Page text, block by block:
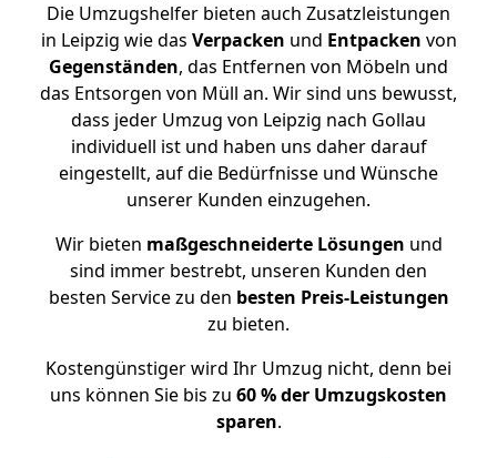
Die Umzugshelfer bieten auch Zusatzleistungen
in Leipzig wie das Verpacken und Entpacken von
Gegenständen, das Entfernen von Möbeln und
das Entsorgen von Müll an. Wir sind uns bewusst,
dass jeder Umzug von Leipzig nach Gollau
individuell ist und haben uns daher darauf
eingestellt, auf die Bedürfnisse und Wünsche
unserer Kunden einzugehen.
Wir bieten maßgeschneiderte Lösungen und
sind immer bestrebt, unseren Kunden den
besten Service zu den besten Preis-Leistungen
zu bieten.
Kostengünstiger wird Ihr Umzug nicht, denn bei
uns können Sie bis zu 60 % der Umzugskosten
sparen.